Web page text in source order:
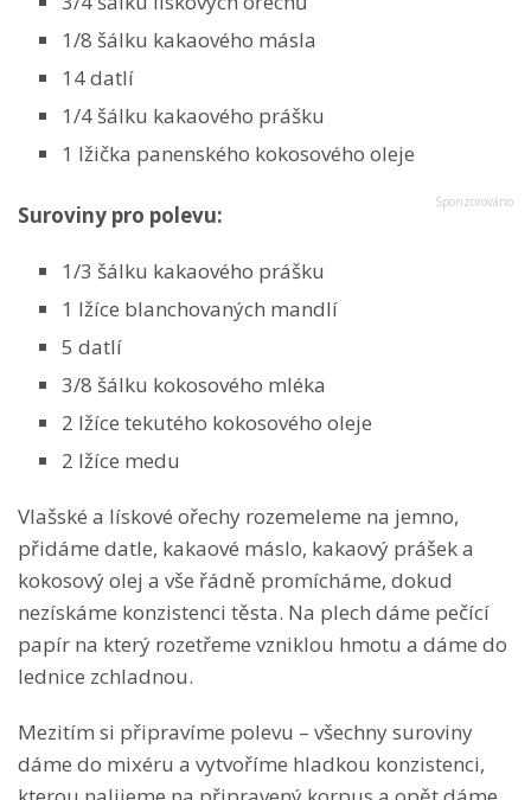
1/8 šálku kakaového másla
14 datlí
1/4 šálku kakaového prášku
1 lžička panenského kokosového oleje
Suroviny pro polevu:
1/3 šálku kakaového prášku
1 lžíce blanchovaných mandlí
5 datlí
3/8 šálku kokosového mléka
2 lžíce tekutého kokosového oleje
2 lžíce medu
Vlašské a lískové ořechy rozemeleme na jemno,
přidáme datle, kakaové máslo, kakaový prášek a
kokosový olej a vše řádně promícháme, dokud
nezískáme konzistenci těsta. Na plech dáme pečící
papír na který rozetřeme vzniklou hmotu a dáme do
lednice zchladnou.
Mezitím si připravíme polevu – všechny suroviny
dáme do mixéru a vytvoříme hladkou konzistenci,